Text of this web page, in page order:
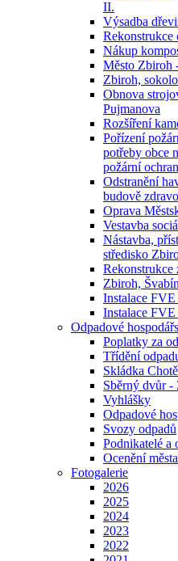
II.
Výsadba
Nákup
Město Zbiroh
Zbiroh,
Obnova
Pujmanova
Rozšíření
Pořízení
potřeby obce
požární
Odstranění
budově
Oprava
Vestavba
Nástavba,
středisko
Rekonstrukce
Zbiroh,
Instalace
Instalace
Odpadové
Poplatky za
Třídění
Skládka
Sběrný dvůr -
Vyhlášky
Odpadové
Svozy odpadů
Podnikatelé a
Ocenění
Fotogalerie
2026
2025
2024
2023
2022